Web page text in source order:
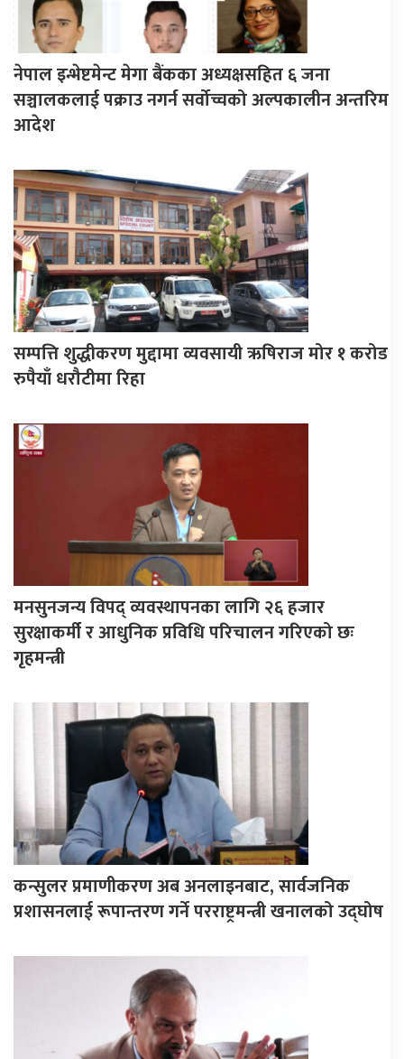
नेपाल इन्भेष्टमेन्ट मेगा बैंकका अध्यक्षसहित ६ जना
सञ्चालकलाई पक्राउ नगर्न सर्वोच्चको अल्पकालीन अन्तरिम
आदेश
सम्पत्ति शुद्धीकरण मुद्दामा व्यवसायी ऋषिराज मोर १ करोड
रुपैयाँ धरौटीमा रिहा
मनसुनजन्य विपद् व्यवस्थापनका लागि २६ हजार
सुरक्षाकर्मी र आधुनिक प्रविधि परिचालन गरिएको छः
गृहमन्त्री
कन्सुलर प्रमाणीकरण अब अनलाइनबाट, सार्वजनिक
प्रशासनलाई रूपान्तरण गर्ने परराष्ट्रमन्त्री खनालको उद्घोष